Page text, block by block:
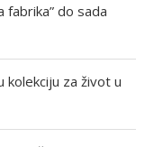
fabrika” do sada
kolekciju za život u